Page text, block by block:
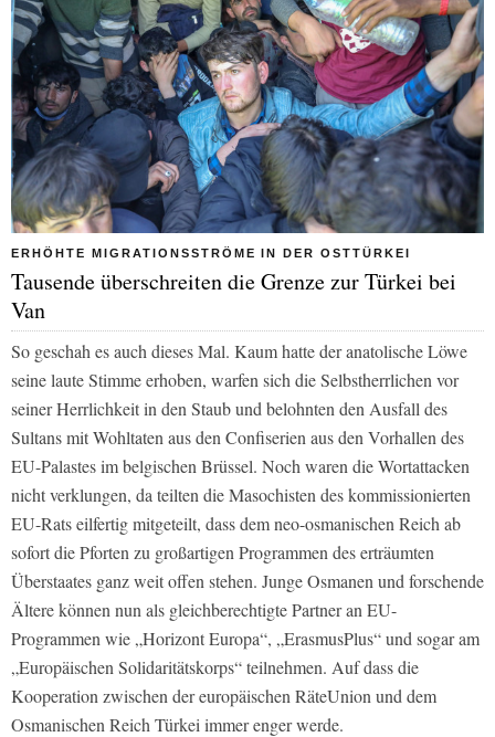
ERHÖHTE MIGRATIONSSTRÖME IN DER OSTTÜRKEI
Tausende überschreiten die Grenze zur Türkei bei
Van
So geschah es auch dieses Mal. Kaum hatte der anatolische Löwe
seine laute Stimme erhoben, warfen sich die Selbstherrlichen vor
seiner Herrlichkeit in den Staub und belohnten den Ausfall des
Sultans mit Wohltaten aus den Confiserien aus den Vorhallen des
EU-Palastes im belgischen Brüssel. Noch waren die Wortattacken
nicht verklungen, da teilten die Masochisten des kommissionierten
EU-Rats eilfertig mitgeteilt, dass dem neo-osmanischen Reich ab
sofort die Pforten zu großartigen Programmen des erträumten
Überstaates ganz weit offen stehen. Junge Osmanen und forschende
Ältere können nun als gleichberechtigte Partner an EU-
Programmen wie „Horizont Europa“, „ErasmusPlus“ und sogar am
„Europäischen Solidaritätskorps“ teilnehmen. Auf dass die
Kooperation zwischen der europäischen RäteUnion und dem
Osmanischen Reich Türkei immer enger werde.